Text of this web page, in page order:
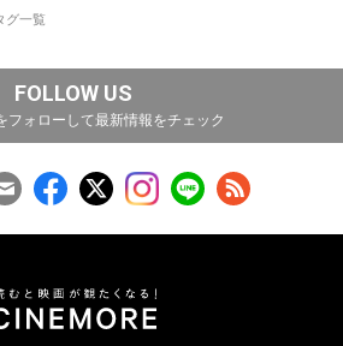
グ一覧
FOLLOW US
フォローして最新情報をチェック